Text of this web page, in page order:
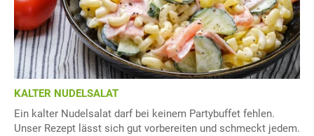
KALTER NUDELSALAT
Ein kalter Nudelsalat darf bei keinem Partybuffet fehlen.
Unser Rezept lässt sich gut vorbereiten und schmeckt jedem.